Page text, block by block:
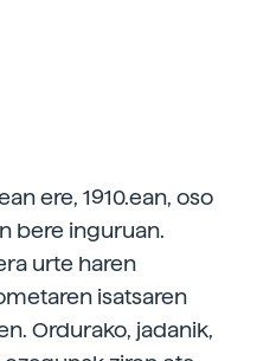
ere, 1910.ean, oso
bere inguruan.
urte haren
isatsaren
Ordurako, jadanik,